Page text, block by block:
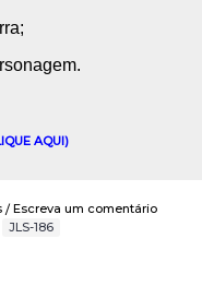
AQUI)
/ Escreva um comentário
JLS-186